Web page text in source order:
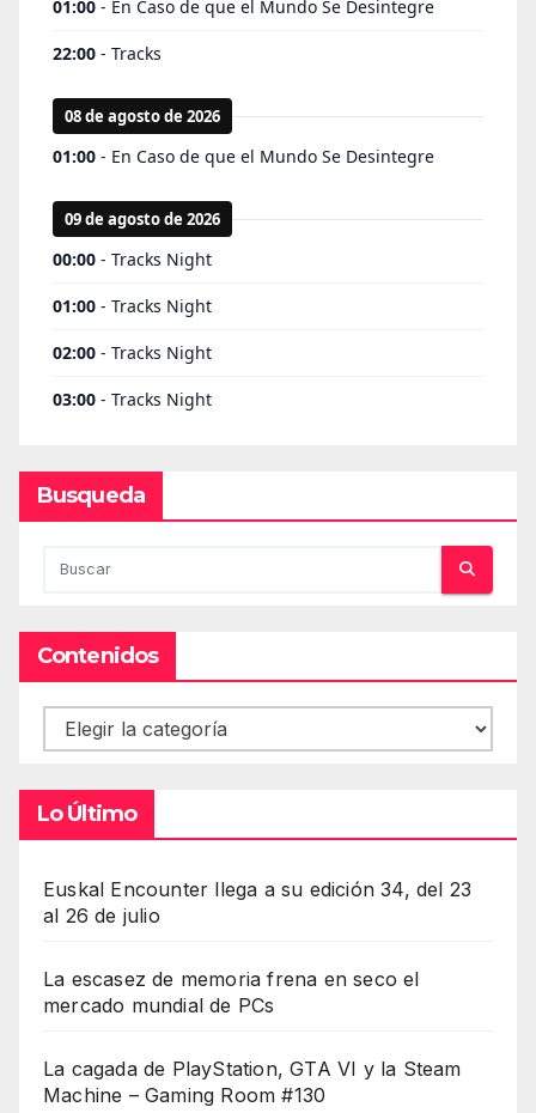
Busqueda
Contenidos
Contenidos
Lo Último
Euskal Encounter llega a su edición 34, del 23
al 26 de julio
La escasez de memoria frena en seco el
mercado mundial de PCs
La cagada de PlayStation, GTA VI y la Steam
Machine – Gaming Room #130